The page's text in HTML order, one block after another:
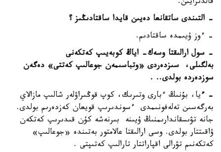
قالدىرايىن.
- التىندى ساتقانعا دەيىن قايدا ساقتادىڭىز ؟
- ءوز ۇيىمدە ساقتادىم.
- سول ارالىقتا وسەك- اياڭ كوبەيىپ كەتكەنى
بەلگىلى،
سىزدەردى «وتباسىمەن جوعالىپ كەتتى» دەگەن
سوزدەردە بولدى.. .
- ءيا، بۇنىڭ ءبارى وتىرىك، كوپ قوڭىراۋلەر شالىپ مازالاي
بەرگەسىن تەلەفونىمدى ءسوندىرىپ قويعان كەزدەرىم بولدى.
جانە تۋىسقاندارىمنىڭ ۇيىنە بىرنەشە كۇن قىدىرىپ كەتكەن
ۋاقىتتار بولدى. وسى ارالىقتا عالامتور بەتىندە «جوعالىپ»
كەتكەنىم تۋرالى اقپاراتتار تارالىپ كەتىپتى .